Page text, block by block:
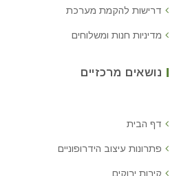
דרישות להקמת מערכת
מדיניות חנות ומשלוחים
נושאים מרכזיים
דף הבית
פתרונות עיצוב הידרופוניים
קירות ירוקים